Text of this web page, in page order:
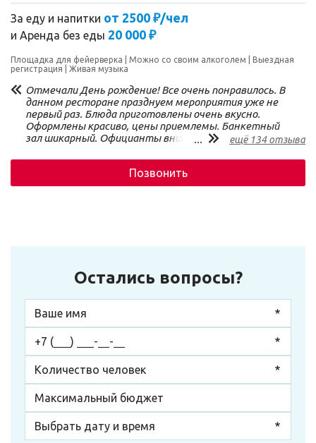
За еду и напитки от 2500 ₽/чел
и Аренда без еды 20 000 ₽
Площадка для фейерверка Можно со своим алкоголем
Выездная
регистрация
Живая музыка
Отмечали День рождение! Все очень понравилось. В
данном ресторане празднуем мероприятия уже не
первый раз. Блюда приготовлены очень вкусно.
Оформлены красиво, цены приемлемы. Банкетный
зал шикарный. Официанты внимательны,
порядочный. Выйдя из зала на придомову
территорию, окунаешься в природу, здесь можно
увидеть кроликов, водоём с черепахами и рыбками.
... ещё 134 отзыва
Позвонить
Остались вопросы?